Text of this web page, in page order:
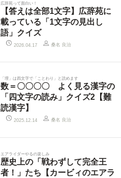
広辞苑って面白い！
【答えは全部1文字】広辞苑に
載っている「1文字の見出し
語」クイズ
2026.04.17 桑名 良治
「理」は四文字で「ことわり」と読めます
数＝〇〇〇〇 よく見る漢字の
「四文字の読み」クイズ2【難
読漢字】
2025.12.14 桑名 良治
エアライダーやるの楽しみ
歴史上の「戦わずして完全王
者！」たち【カービィのエアラ